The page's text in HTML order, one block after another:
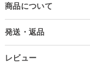
商品について
発送・返品
レビュー